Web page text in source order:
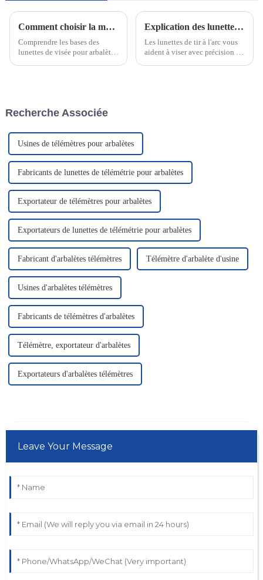
Comment choisir la meilleure lunette de visée pour arbalète avec télémètre pour une précision accrue à la chasse à l'arc ?
Comprendre les bases des
lunettes de visée pour arbalètes
consiste exactement cette
Explication des lunettes de tir à l'arc : leur fonctionnement
Les lunettes de tir à l'arc vous
aident à viser avec précision en
Recherche Associée
Usines de télémètres pour arbalètes
Fabricants de lunettes de télémétrie pour arbalètes
Exportateur de télémètres pour arbalètes
Exportateurs de lunettes de télémétrie pour arbalètes
Fabricant d'arbalètes télémètres Télémètre d'arbalète d'usine
Usines d'arbalètes télémètres
Fabricants de télémètres d'arbalètes
Télémètre, exportateur d'arbalètes
Exportateurs d'arbalètes télémètres
Leave Your Message